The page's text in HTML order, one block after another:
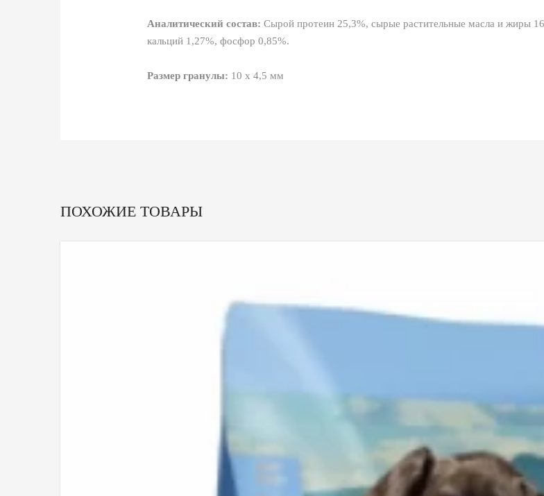
Аналитический состав: Сырой протеин 25,3%, сырые растительные масла и жиры
кальций 1,27%, фосфор 0,85%.
Размер гранулы: 10 х 4,5 мм
ПОХОЖИЕ ТОВАРЫ